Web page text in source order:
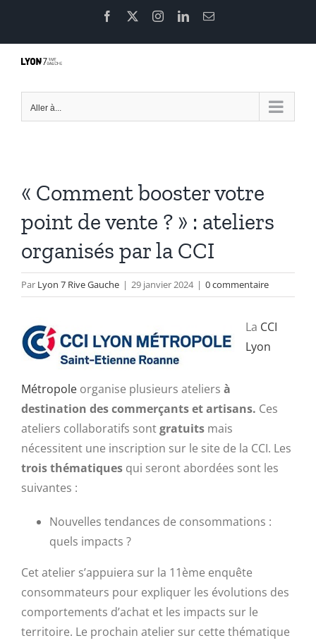
contenu
Facebook InstagramLinkedInEmail
Aller à...
« Comment booster votre
point de vente ? » : ateliers
organisés par la CCI
Par Lyon 7 Rive Gauche | 29 janvier 2024 | 0 commentaire
La CCI
Lyon
Métropole organise plusieurs ateliers à
destination des commerçants et artisans. Ces
ateliers collaboratifs sontgratuits mais
nécessitent une inscription sur le site de la CCI. Les
trois thématiques qui seront abordées sont les
suivantes :
Nouvelles tendances de consommations :
quels impacts ?
Cet atelier s’appuiera sur la 11ème enquête
consommateurs pour expliquer les évolutions des
comportements d’achat et les impacts sur le
territoire. Le prochain atelier sur cette thématique